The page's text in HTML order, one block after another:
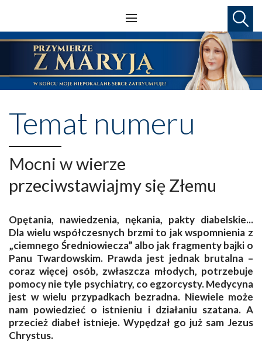
Temat numeru
Mocni w wierze
przeciwstawiajmy się Złemu
Opętania, nawiedzenia, nękania, pakty diabelskie...
Dla wielu współczesnych brzmi to jak wspomnienia z
„ciemnego Średniowiecza” albo jak fragmenty bajki o
Panu Twardowskim. Prawda jest jednak brutalna –
coraz więcej osób, zwłaszcza młodych, potrzebuje
pomocy nie tyle psychiatry, co egzorcysty. Medycyna
jest w wielu przypadkach bezradna. Niewiele może
nam powiedzieć o istnieniu i działaniu szatana. A
przecież diabeł istnieje. Wypędzał go już sam Jezus
Chrystus.